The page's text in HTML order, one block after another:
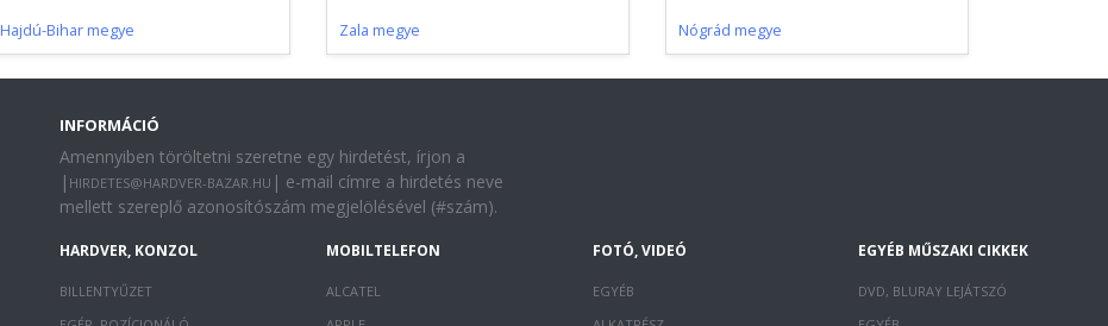
Hajdú-Bihar megye Zala megye Nógrád megye
INFORMÁCIÓ
Amennyiben töröltetni szeretne egy hirdetést, írjon a
| HIRDETES@HARDVER-BAZAR.HU | e-mail címre a hirdetés neve
mellett szereplő azonosítószám megjelölésével (#szám).
HARDVER, KONZOL
BILLENTYŰZET
MOBILTELEFON
ALCATEL
FOTÓ, VIDEÓ
EGYÉB
EGYÉB MŰSZAKI CIKKEK
DVD, BLURAY LEJÁTSZÓ